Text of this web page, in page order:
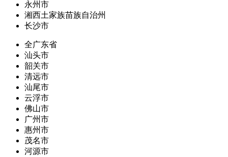
永州市
湘西土家族苗族自治州
长沙市
全广东省
汕头市
韶关市
清远市
汕尾市
云浮市
佛山市
广州市
惠州市
茂名市
河源市